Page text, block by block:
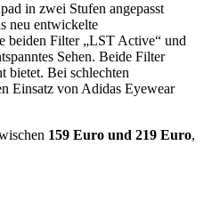
in zwei Stufen angepasst
neu entwickelte
beiden Filter „LST Active“ und
Sehen. Beide Filter
bietet. Bei schlechten
Einsatz von Adidas Eyewear
159 Euro und 219 Euro,